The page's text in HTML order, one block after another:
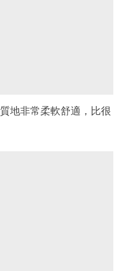
地非常柔軟舒適，比很